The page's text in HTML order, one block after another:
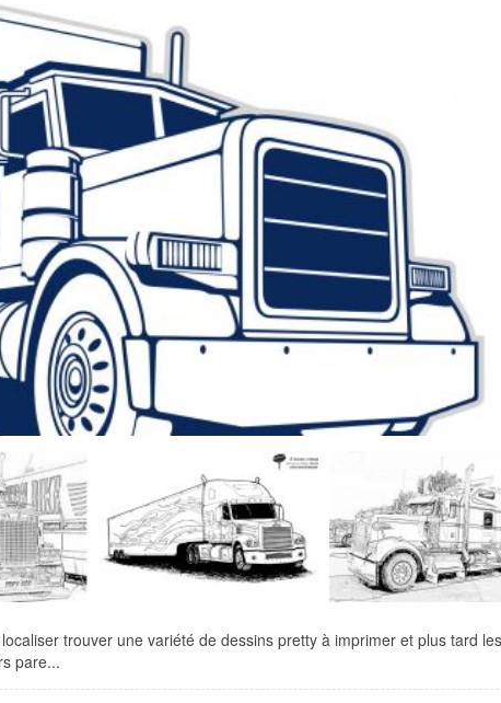
trouver une variété de dessins pretty à imprimer et plus tard les
pare...